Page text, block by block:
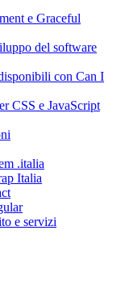
e Graceful
del software
con Can I
CSS e JavaScript
.italia
Italia
e servizi